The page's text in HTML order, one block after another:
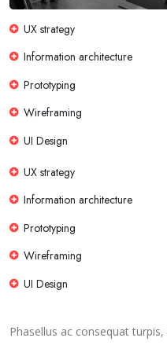
UX strategy
Information architecture
Prototyping
Wireframing
UI Design
UX strategy
Information architecture
Prototyping
Wireframing
UI Design
Phasellus ac consequat